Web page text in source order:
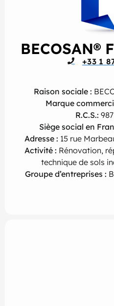
BECOSAN®
+33 1
Raison sociale :
Marque
R.C.S.:
Siège social en
Adresse : 15 rue
Activité : Rénovation,
technique de sols
Groupe d’entreprises :